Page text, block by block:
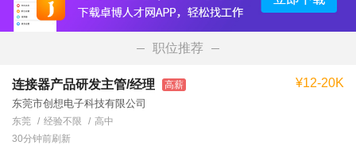
职位推荐
连接器产品研发主管/经理 高薪
东莞市创想电子科技有限公司
¥12-20K
东莞 经验不限
高中
30分钟前刷新